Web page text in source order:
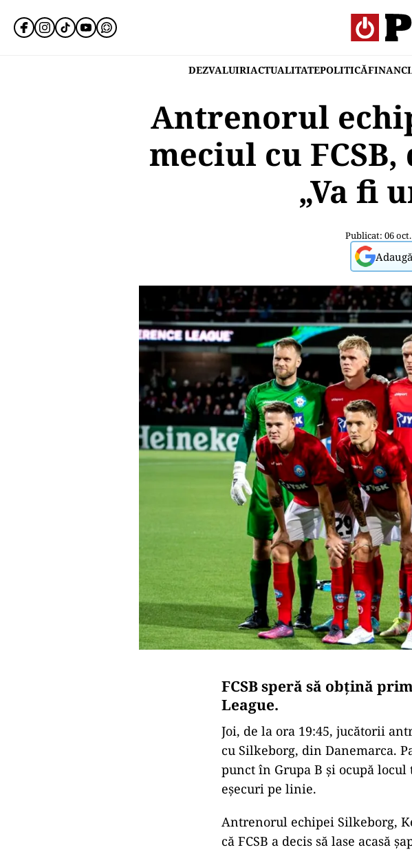
DEZVALUIRIACTUALITATEPOLITICĂ
Antrenorul
meciul cu
„Va fi
Publicat: 06
FCSB speră să obțină
League.
Joi, de la ora 19:45, jucătorii
cu Silkeborg, din Danemarca.
punct în Grupa B și ocupă
eșecuri pe linie.
Antrenorul echipei Silkeborg,
că FCSB a decis să lase acasă